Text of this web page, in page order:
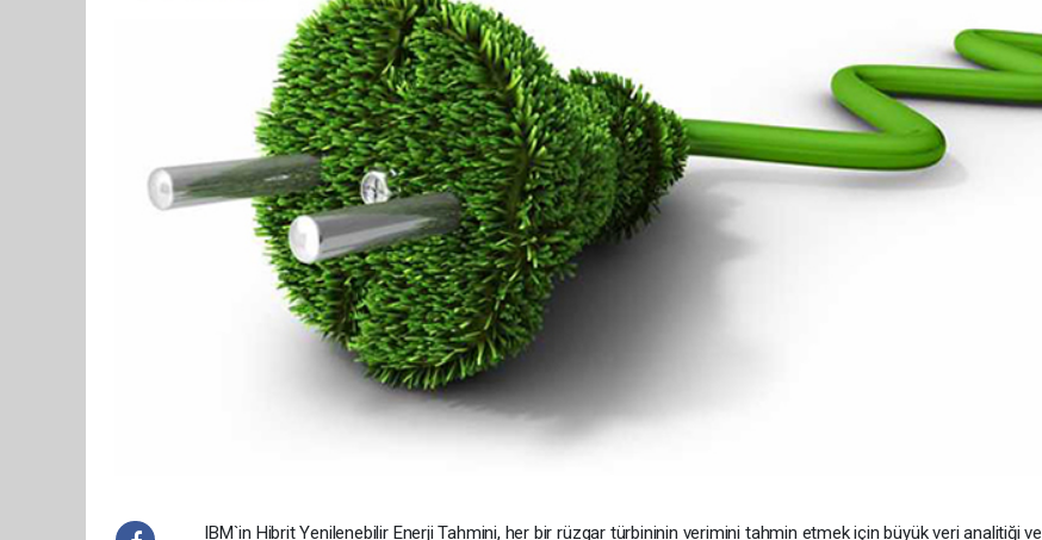
IBM`in Hibrit Yenilenebilir Enerji Tahmini, her bir rüzgar türbininin verimini tahmin etmek için büyük veri analitiği ve